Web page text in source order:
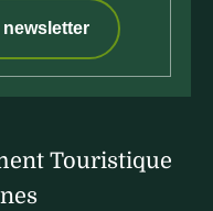
newsletter
Touristique